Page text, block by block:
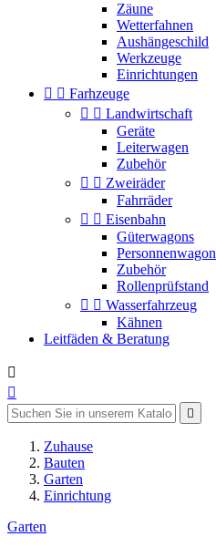
Zäune
Wetterfahnen
Aushängeschild
Werkzeuge
Einrichtungen
  Farhzeuge
  Landwirtschaft
Geräte
Leiterwagen
Zubehör
  Zweiräder
Fahrräder
  Eisenbahn
Güterwagons
Personnenwagon
Zubehör
Rollenprüfstand
  Wasserfahrzeug
Kähnen
Leitfäden & Beratung



Zuhause
Bauten
Garten
Einrichtung
Garten